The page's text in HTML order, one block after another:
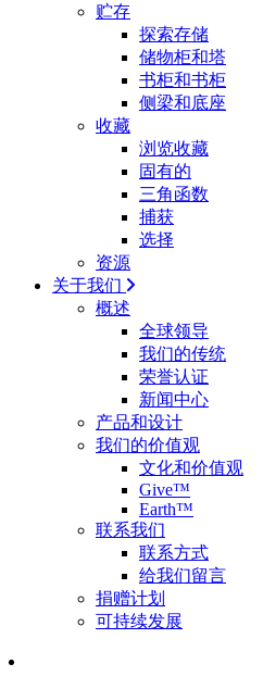
贮存
探索存储
储物柜和塔
书柜和书柜
侧梁和底座
收藏
浏览收藏
固有的
三角函数
捕获
选择
资源
关于我们
概述
全球领导
我们的传统
荣誉认证
新闻中心
产品和设计
我们的价值观
文化和价值观
Give™
Earth™
联系我们
联系方式
给我们留言
捐赠计划
可持续发展